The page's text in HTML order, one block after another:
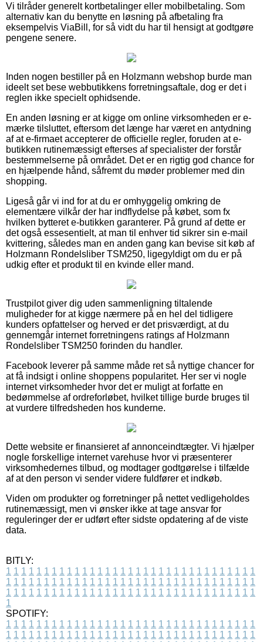
Vi tilråder generelt kortbetalinger eller mobilbetaling. Som
alternativ kan du benytte en løsning på afbetaling fra
eksempelvis ViaBill, for så vidt du har til hensigt at godtgøre
pengene senere.
Inden nogen bestiller på en Holzmann webshop burde man
ideelt set bese webbutikkens forretningsaftale, dog er det i
reglen ikke specielt ophidsende.
En anden løsning er at kigge om online virksomheden er e-
mærke tilsluttet, eftersom det længe har været en antydning
af at e-firmaet accepterer de officielle regler, foruden at e-
butikken rutinemæssigt efterses af specialister der forstår
bestemmelserne på området. Det er en rigtig god chance for
en hjælpende hånd, såfremt du møder problemer med din
shopping.
Ligeså går vi ind for at du er omhyggelig omkring de
elementære vilkår der har indflydelse på købet, som fx
hvilken bytteret e-butikken garanterer. På grund af dette er
det også essesentielt, at man til enhver tid sikrer sin e-mail
kvittering, således man en anden gang kan bevise sit køb af
Holzmann Rondelsliber TSM250, ligegyldigt om du er på
udkig efter et produkt til en kvinde eller mand.
Trustpilot giver dig uden sammenligning tiltalende
muligheder for at kigge nærmere på en hel del tidligere
kunders opfattelser og herved er det prisværdigt, at du
gennemgår internet forretningens ratings af Holzmann
Rondelsliber TSM250 forinden du handler.
Facebook leverer på samme måde ret så nyttige chancer for
at få indsigt i online shoppens popularitet. Her ser vi nogle
internet virksomheder hvor det er muligt at forfatte en
bedømmelse af ordreforløbet, hvilket tillige burde bruges til
at vurdere tilfredsheden hos kunderne.
Dette website er finansieret af annonceindtægter. Vi hjælper
nogle forskellige internet varehuse hvor vi præsenterer
virksomhedernes tilbud, og modtager godtgørelse i tilfælde
af at den person vi sender videre fuldfører et indkøb.
Viden om produkter og forretninger på nettet vedligeholdes
rutinemæssigt, men vi ønsker ikke at tage ansvar for
reguleringer der er udført efter sidste opdatering af de viste
data.
BITLY:
1 1 1 1 1 1 1 1 1 1 1 1 1 1 1 1 1 1 1 1 1 1 1 1 1 1 1 1 1 1 1 1 1
1 1 1 1 1 1 1 1 1 1 1 1 1 1 1 1 1 1 1 1 1 1 1 1 1 1 1 1 1 1 1 1 1
1 1 1 1 1 1 1 1 1 1 1 1 1 1 1 1 1 1 1 1 1 1 1 1 1 1 1 1 1 1 1 1 1
1
SPOTIFY:
1 1 1 1 1 1 1 1 1 1 1 1 1 1 1 1 1 1 1 1 1 1 1 1 1 1 1 1 1 1 1 1 1
1 1 1 1 1 1 1 1 1 1 1 1 1 1 1 1 1 1 1 1 1 1 1 1 1 1 1 1 1 1 1 1 1